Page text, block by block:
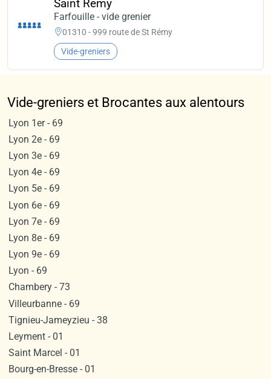
Saint Remy
Farfouille - vide grenier
01310 - 999 route de St Rémy
Vide-greniers
Vide-greniers et Brocantes aux alentours
Lyon 1er - 69
Lyon 2e - 69
Lyon 3e - 69
Lyon 4e - 69
Lyon 5e - 69
Lyon 6e - 69
Lyon 7e - 69
Lyon 8e - 69
Lyon 9e - 69
Lyon - 69
Chambery - 73
Villeurbanne - 69
Tignieu-Jameyzieu - 38
Leyment - 01
Saint Marcel - 01
Bourg-en-Bresse - 01